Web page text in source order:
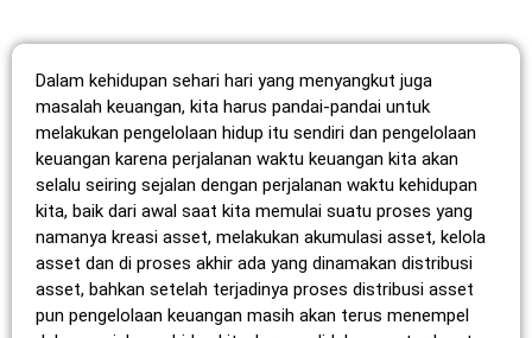
Dalam kehidupan sehari hari yang menyangkut juga
masalah keuangan, kita harus pandai-pandai untuk
melakukan pengelolaan hidup itu sendiri dan pengelolaan
keuangan karena perjalanan waktu keuangan kita akan
selalu seiring sejalan dengan perjalanan waktu kehidupan
kita, baik dari awal saat kita memulai suatu proses yang
namanya kreasi asset, melakukan akumulasi asset, kelola
asset dan di proses akhir ada yang dinamakan distribusi
asset, bahkan setelah terjadinya proses distribusi asset
pun pengelolaan keuangan masih akan terus menempel